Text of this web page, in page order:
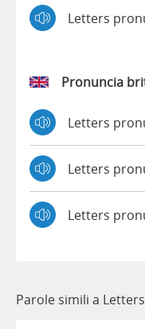
Letters
Pronuncia
Letters
Letters
Letters
Parole simili a Letters